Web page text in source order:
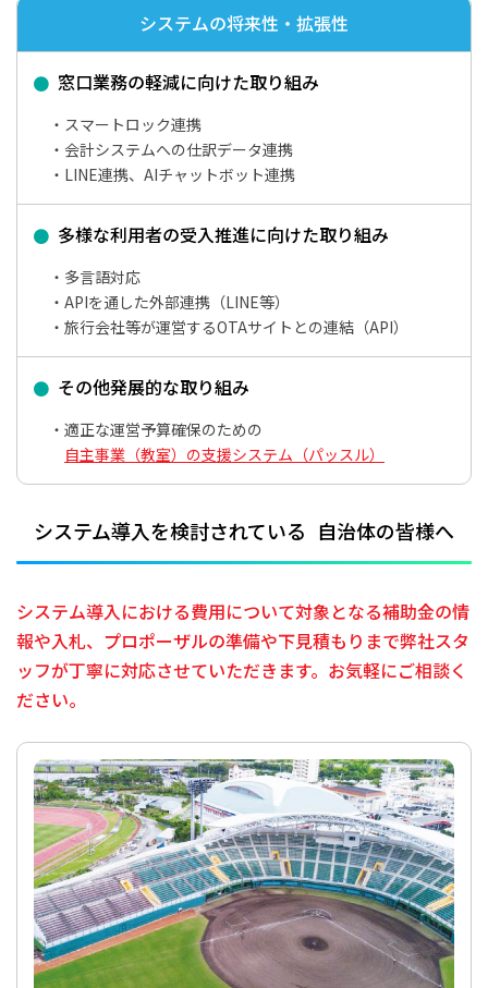
システムの将来性・拡張性
窓口業務の軽減に向けた取り組み
スマートロック連携
会計システムへの仕訳データ連携
LINE連携、AIチャットボット連携
多様な利用者の受入推進に向けた取り組み
多言語対応
APIを通した外部連携（LINE等）
旅行会社等が運営するOTAサイトとの連結（API）
その他発展的な取り組み
適正な運営予算確保のための
自主事業（教室）の支援システム（パッスル）
システム導入を検討されている 自治体の皆様へ
システム導入における費用について対象となる補助金の情
報や入札、 プロポーザルの準備や下見積もりまで弊社スタ
ッフが丁寧に対応させていただきます。 お気軽にご相談く
ださい。